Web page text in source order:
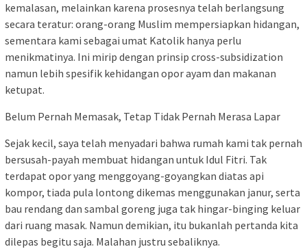
kemalasan, melainkan karena prosesnya telah berlangsung
secara teratur: orang-orang Muslim mempersiapkan hidangan,
sementara kami sebagai umat Katolik hanya perlu
menikmatinya. Ini mirip dengan prinsip cross-subsidization
namun lebih spesifik kehidangan opor ayam dan makanan
ketupat.
Belum Pernah Memasak, Tetap Tidak Pernah Merasa Lapar
Sejak kecil, saya telah menyadari bahwa rumah kami tak pernah
bersusah-payah membuat hidangan untuk Idul Fitri. Tak
terdapat opor yang menggoyang-goyangkan diatas api
kompor, tiada pula lontong dikemas menggunakan janur, serta
bau rendang dan sambal goreng juga tak hingar-binging keluar
dari ruang masak. Namun demikian, itu bukanlah pertanda kita
dilepas begitu saja. Malahan justru sebaliknya.